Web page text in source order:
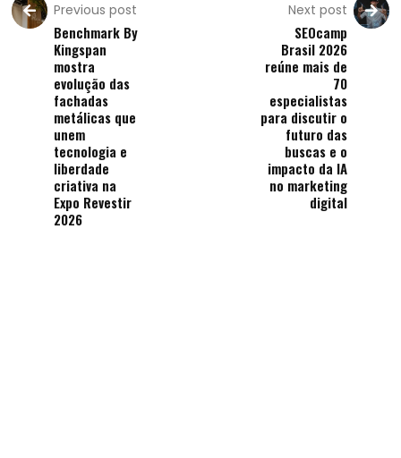
Previous post
Benchmark By
Kingspan
mostra
evolução das
fachadas
metálicas que
unem
tecnologia e
liberdade
criativa na
Expo Revestir
2026
Next post
SEOcamp
Brasil 2026
reúne mais de
70
especialistas
para discutir o
futuro das
buscas e o
impacto da IA
no marketing
digital